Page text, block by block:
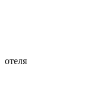
отеля